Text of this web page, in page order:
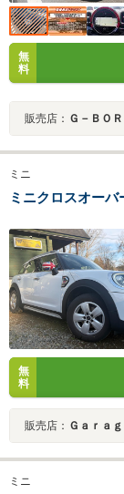
無
料
販売店： Ｇ－ＢＯ
ミニ
ミニクロスオー
無
料
販売店： Ｇａｒａ
ミニ